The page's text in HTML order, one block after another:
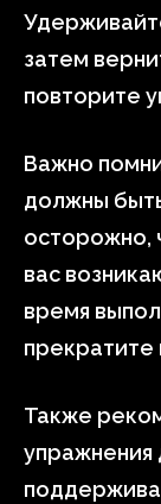
затем
повторите
Важно
должны
осторожно,
вас
время
прекратите
Также
упражнения